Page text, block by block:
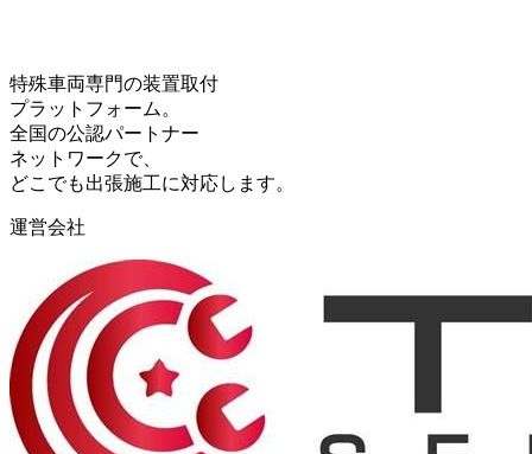
特殊車両専門の装置取付
プラットフォーム。
全国の公認パートナー
ネットワークで、
どこでも出張施工に対応します。
運営会社